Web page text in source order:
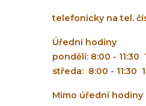
telefonicky na tel.
Úřední hodiny
pondělí: 8:00 - 11:30
středa: 8:00 - 11:30
Mimo úřední